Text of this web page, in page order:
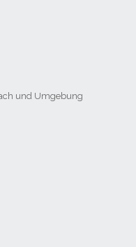
und Umgebung